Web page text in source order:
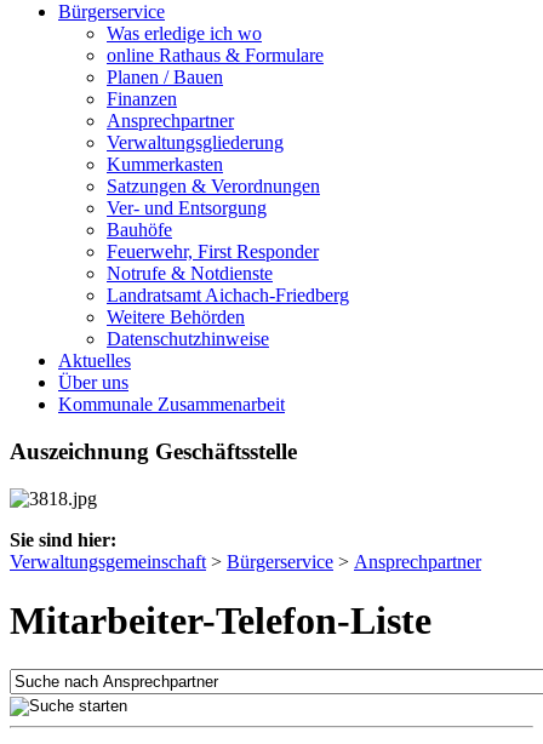
Bürgerservice
Was erledige ich wo
online Rathaus & Formulare
Planen / Bauen
Finanzen
Ansprechpartner
Verwaltungsgliederung
Kummerkasten
Satzungen & Verordnungen
Ver- und Entsorgung
Bauhöfe
Feuerwehr, First Responder
Notrufe & Notdienste
Landratsamt Aichach-Friedberg
Weitere Behörden
Datenschutzhinweise
Aktuelles
Über uns
Kommunale Zusammenarbeit
Auszeichnung Geschäftsstelle
Sie sind hier:
Verwaltungsgemeinschaft > Bürgerservice > Ansprechpartner
Mitarbeiter-Telefon-Liste